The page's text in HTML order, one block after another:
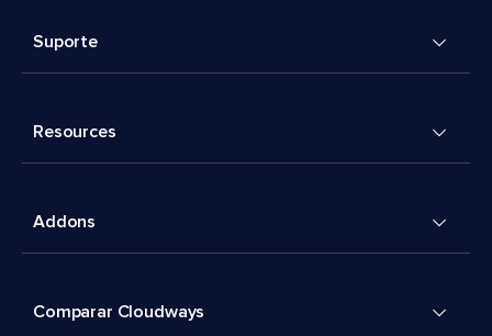
Suporte
Resources
Addons
Comparar Cloudways